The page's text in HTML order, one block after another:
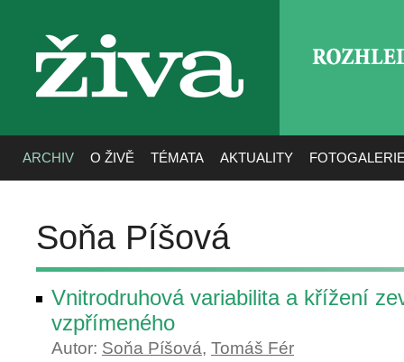
živa
ARCHIV O ŽIVĚ TÉMATA AKTUALITY
Soňa Píšová
Vnitrodruhová variabilita a křížení
vzpřímeného
Autor: Soňa Píšová, Tomáš Fér